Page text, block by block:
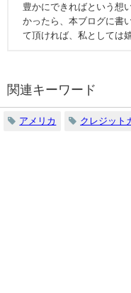
豊かにできればという想
かったら、本ブログに書
て頂ければ、私としては
関連キーワード
アメリカ クレジット